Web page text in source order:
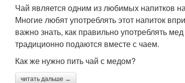
Чай является одним из любимых напитков
Многие любят употреблять этот напиток
важно знать, как правильно употреблять
традиционно подаются вместе с чаем.
Как же нужно пить чай с медом?
читать дальше →